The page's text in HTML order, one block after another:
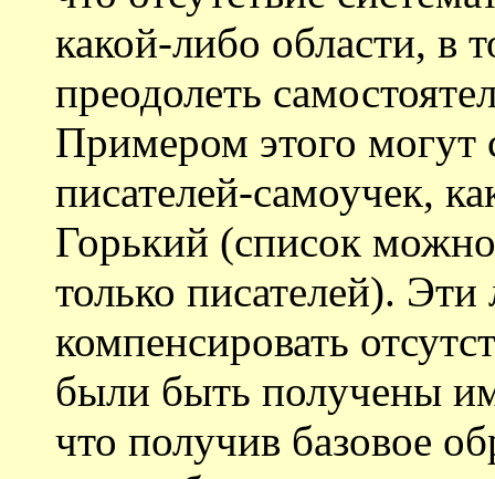
какой-либо области, в
преодолеть
Примером этого могут
писателей-самоучек,
Горький (список
только писателей).
компенсировать
были быть получены
что получив базовое